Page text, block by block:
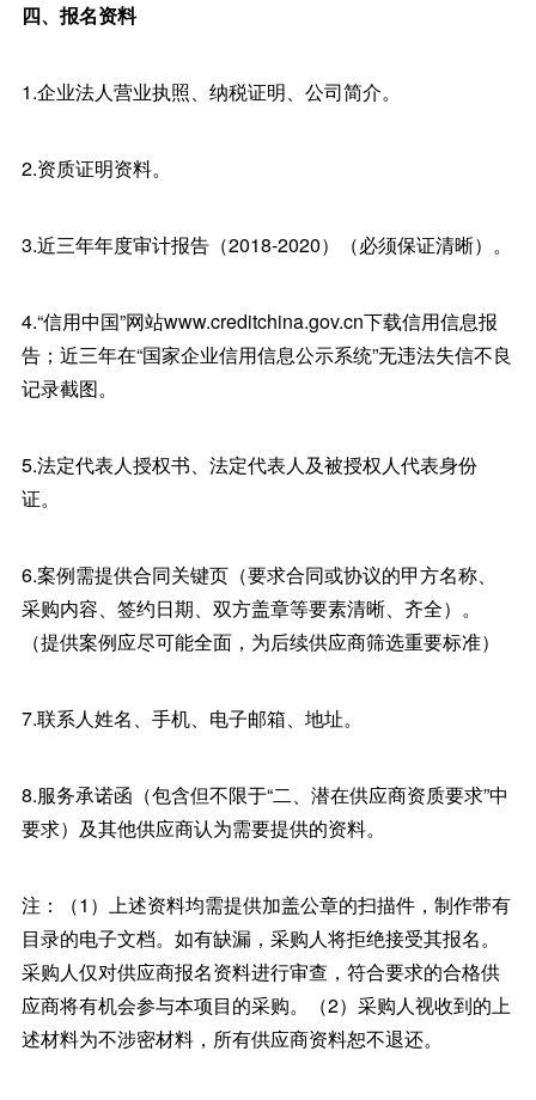
四、报名资料
1.企业法人营业执照、纳税证明、公司简介。
2.资质证明资料。
3.近三年年度审计报告（2018-2020）（必须保证清晰）。
4.“信用中国”网站www.creditchina.gov.cn下载信用信息报
告；近三年在“国家企业信用信息公示系统”无违法失信不良
记录截图。
5.法定代表人授权书、法定代表人及被授权人代表身份
证。
6.案例需提供合同关键页（要求合同或协议的甲方名称、
采购内容、签约日期、双方盖章等要素清晰、齐全）。
（提供案例应尽可能全面，为后续供应商筛选重要标准）
7.联系人姓名、手机、电子邮箱、地址。
8.服务承诺函（包含但不限于“二、潜在供应商资质要求”中
要求）及其他供应商认为需要提供的资料。
注：（1）上述资料均需提供加盖公章的扫描件，制作带有
目录的电子文档。如有缺漏，采购人将拒绝接受其报名。
采购人仅对供应商报名资料进行审查，符合要求的合格供
应商将有机会参与本项目的采购。（2）采购人视收到的上
述材料为不涉密材料，所有供应商资料恕不退还。